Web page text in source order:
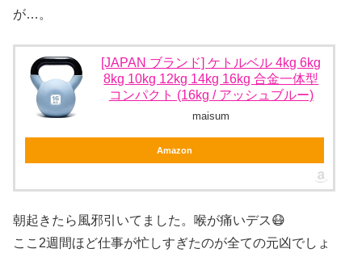
が…。
[JAPAN ブランド] ケトルベル 4kg 6kg
8kg 10kg 12kg 14kg 16kg 合金一体型
コンパクト (16kg / アッシュブルー)
maisum
Amazon
朝起きたら風邪引いてました。喉が痛いデス😷
ここ2週間ほど仕事が忙しすぎたのが全ての元凶でしょ